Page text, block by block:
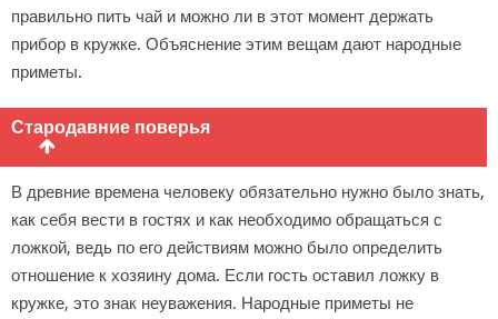
правильно пить чай и можно ли в этот момент держать
прибор в кружке. Объяснение этим вещам дают народные
приметы.
Стародавние поверья
В древние времена человеку обязательно нужно было знать,
как себя вести в гостях и как необходимо обращаться с
ложкой, ведь по его действиям можно было определить
отношение к хозяину дома. Если гость оставил ложку в
кружке, это знак неуважения. Народные приметы не